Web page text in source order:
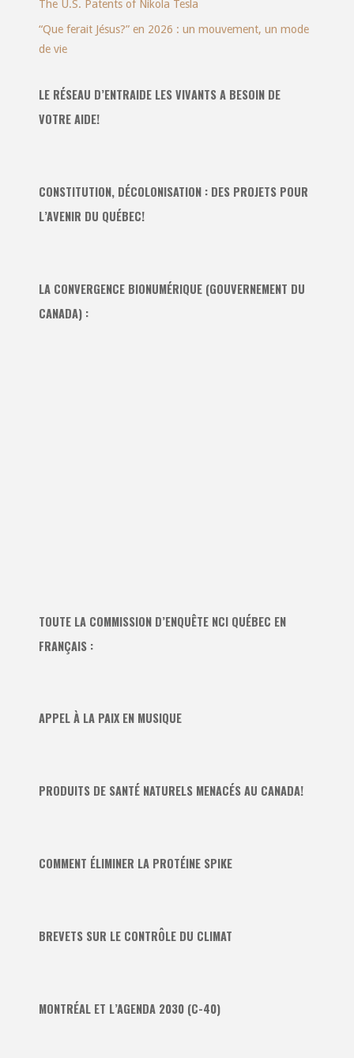
The U.S. Patents of Nikola Tesla
“Que ferait Jésus?” en 2026 : un mouvement, un mode
de vie
LE RÉSEAU D’ENTRAIDE LES VIVANTS A BESOIN DE
VOTRE AIDE!
CONSTITUTION, DÉCOLONISATION : DES PROJETS POUR
L’AVENIR DU QUÉBEC!
LA CONVERGENCE BIONUMÉRIQUE (GOUVERNEMENT DU
CANADA) :
TOUTE LA COMMISSION D’ENQUÊTE NCI QUÉBEC EN
FRANÇAIS :
APPEL À LA PAIX EN MUSIQUE
PRODUITS DE SANTÉ NATURELS MENACÉS AU CANADA!
COMMENT ÉLIMINER LA PROTÉINE SPIKE
BREVETS SUR LE CONTRÔLE DU CLIMAT
MONTRÉAL ET L’AGENDA 2030 (C-40)